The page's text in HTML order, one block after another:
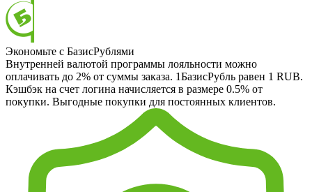
Экономьте с БазисРублями
Внутренней валютой программы лояльности можно
оплачивать до 2% от суммы заказа. 1БазисРубль равен 1 RUB.
Кэшбэк на счет логина начисляется в размере 0.5% от
покупки. Выгодные покупки для постоянных клиентов.